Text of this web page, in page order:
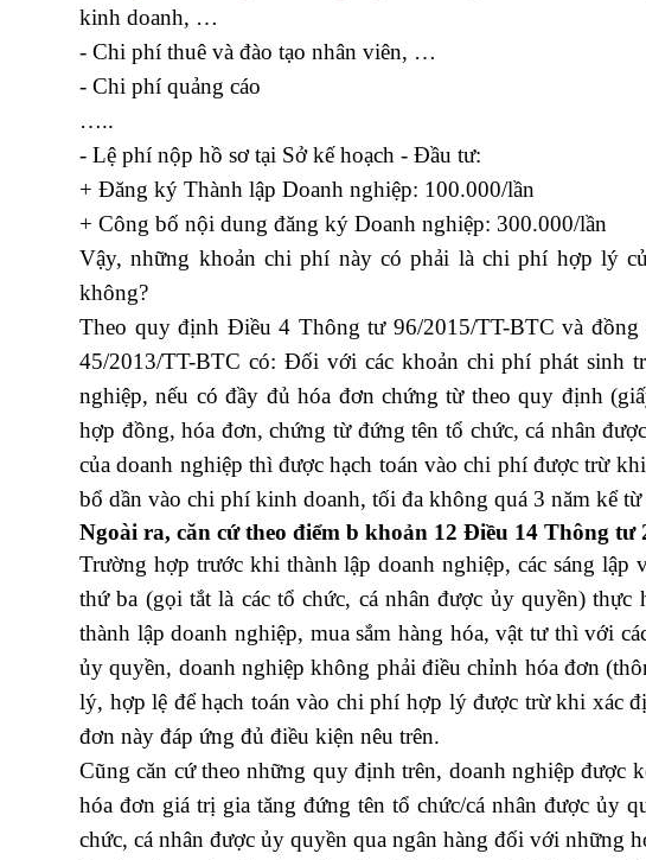
kinh doanh, …
- Chi phí thuê và đào tạo nhân viên, …
- Chi phí quảng cáo
…..
- Lệ phí nộp hồ sơ tại Sở kế hoạch - Đầu tư:
+ Đăng ký Thành lập Doanh nghiệp: 100.000/lần
+ Công bố nội dung đăng ký Doanh nghiệp: 300.000/lần
Vậy, những khoản chi phí này có phải là chi phí hợp lý
không?
Theo quy định Điều 4 Thông tư 96/2015/TT-BTC và
45/2013/TT-BTC có: Đối với các khoản chi phí phát sinh
nghiệp, nếu có đầy đủ hóa đơn chứng từ theo quy định
hợp đồng, hóa đơn, chứng từ đứng tên tổ chức, cá nhân
của doanh nghiệp thì được hạch toán vào chi phí được trừ
bổ dần vào chi phí kinh doanh, tối đa không quá 3 năm kể
Ngoài ra, căn cứ theo điểm b khoản 12 Điều 14 Thông tư
Trường hợp trước khi thành lập doanh nghiệp, các sáng
thứ ba (gọi tắt là các tổ chức, cá nhân được ủy quyền)
thành lập doanh nghiệp, mua sắm hàng hóa, vật tư thì với
ủy quyền, doanh nghiệp không phải điều chỉnh hóa đơn
lý, hợp lệ để hạch toán vào chi phí hợp lý được trừ khi xác
đơn này đáp ứng đủ điều kiện nêu trên.
Cũng căn cứ theo những quy định trên, doanh nghiệp được
hóa đơn giá trị gia tăng đứng tên tổ chức/cá nhân được ủy
chức, cá nhân được ủy quyền qua ngân hàng đối với những